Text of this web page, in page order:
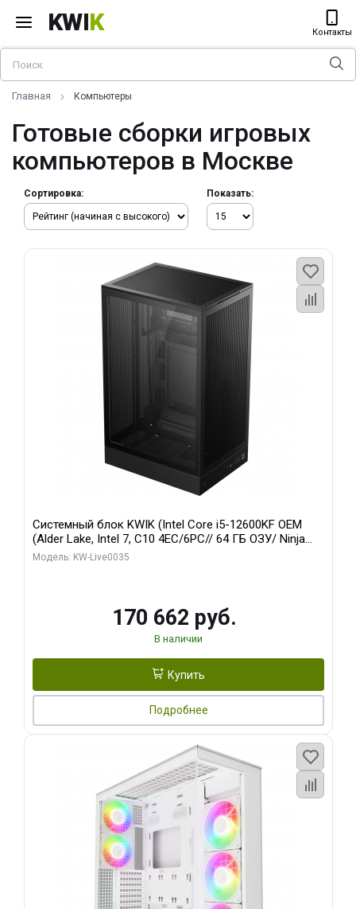
KWIK Контакты
Главная Компьютеры
Готовые сборки игровых
компьютеров в Москве
Сортировка: Показать:
Системный блок KWIK (Intel Core i5-12600KF OEM
(Alder Lake, Intel 7, C10 4EC/6PC// 64 ГБ ОЗУ/ Ninja
Sinotex GTX1650 4GB 128bit GDDR6 DVI DP HDMI 2/
Модель: KW-Live0035
170 662 руб.
В наличии
Купить
Подробнее